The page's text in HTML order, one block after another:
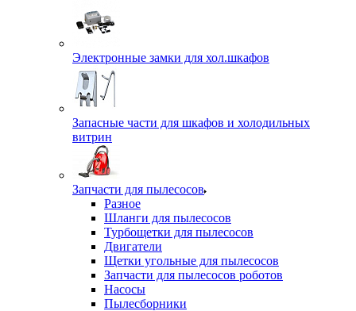
Электронные замки для хол.шкафов
Запасные части для шкафов и холодильных
витрин
Запчасти для пылесосов
Разное
Шланги для пылесосов
Турбощетки для пылесосов
Двигатели
Щетки угольные для пылесосов
Запчасти для пылесосов роботов
Насосы
Пылесборники